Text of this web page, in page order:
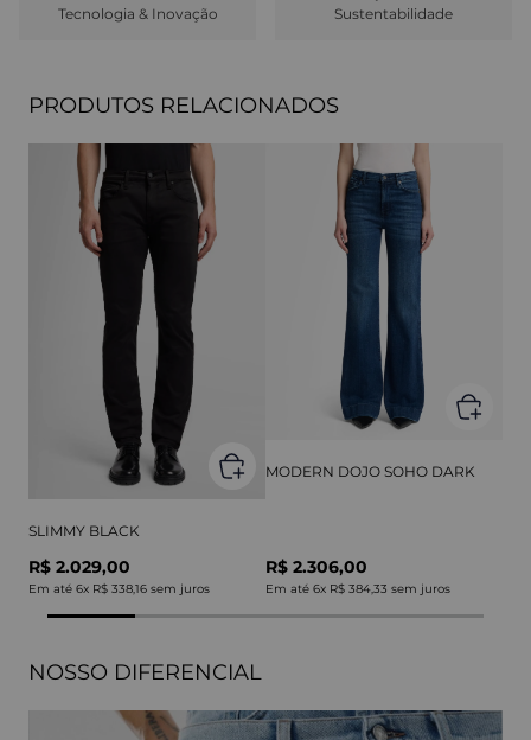
Tecnologia & Inovação Sustentabilidade
PRODUTOS RELACIONADOS
SLIMMY BLACK
R$ 2.029,00
Em até 6x R$ 338,16 sem juros
MODERN DOJO SOHO DARK
R$ 2.306,00
Em até 6x R$ 384,33 sem juros
NOSSO DIFERENCIAL